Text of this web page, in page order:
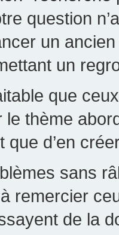
question
un
un
que
le thème
que d’en
sans
remercier
de la